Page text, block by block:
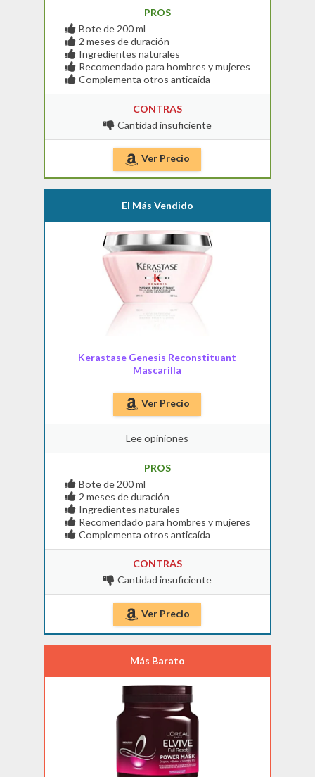
PROS
Bote de 200 ml
2 meses de duración
Ingredientes naturales
Recomendado para hombres y mujeres
Complementa otros anticaída
CONTRAS
Cantidad insuficiente
Ver Precio
El Más Vendido
Kerastase Genesis Reconstituant
Mascarilla
Ver Precio
Lee opiniones
PROS
Bote de 200 ml
2 meses de duración
Ingredientes naturales
Recomendado para hombres y mujeres
Complementa otros anticaída
CONTRAS
Cantidad insuficiente
Ver Precio
Más Barato